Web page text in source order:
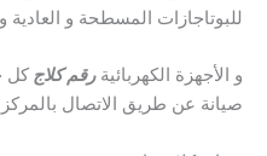
للبوتاجازات المسطحة و العادية
و الأجهزة الكهربائيةرقم كلاج كل
صيانة عن طريق الاتصال